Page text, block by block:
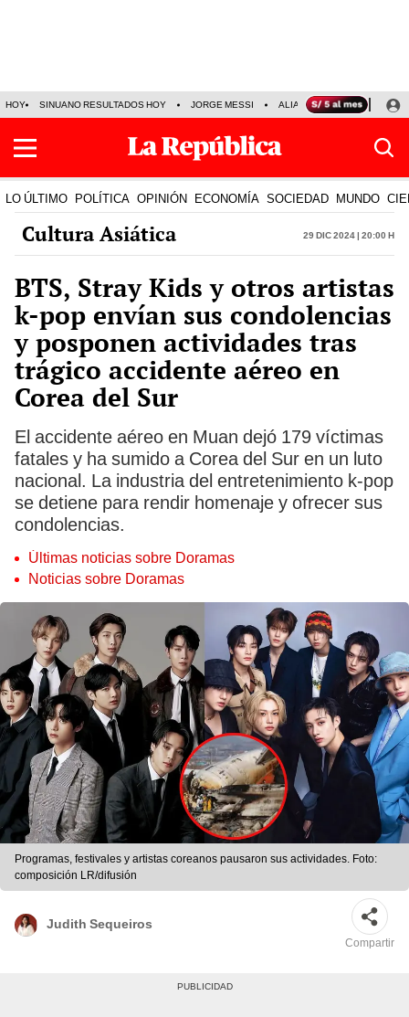
HOY SINUANO RESULTADOS HOY JORGE MESSI ALIANZA LIMA VS SPORT
LO ÚLTIMO POLÍTICA OPINIÓN ECONOMÍA SOCIEDAD MUNDO
Cultura Asiática 29 Dic 2024 | 20:00 h
BTS, Stray Kids y otros artistas
k-pop envían sus condolencias
y posponen actividades tras
trágico accidente aéreo en
Corea del Sur
El accidente aéreo en Muan dejó 179 víctimas
fatales y ha sumido a Corea del Sur en un luto
nacional. La industria del entretenimiento k-pop
se detiene para rendir homenaje y ofrecer sus
condolencias.
Últimas noticias sobre Doramas
Noticias sobre Doramas
Programas, festivales y artistas coreanos pausaron sus actividades. Foto:
composición LR/difusión
Judith Sequeiros
Compartir